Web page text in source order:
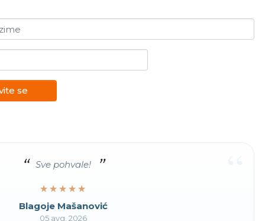
se
Sve pohvale!
★★★★★
★★★★★
Blagoje Mašanović
05 avg. 2026